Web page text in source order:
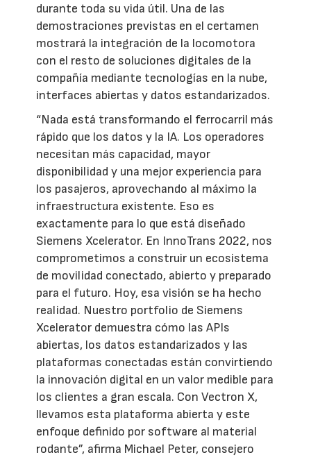
durante toda su vida útil. Una de las
demostraciones previstas en el certamen
mostrará la integración de la locomotora
con el resto de soluciones digitales de la
compañía mediante tecnologías en la nube,
interfaces abiertas y datos estandarizados.
“Nada está transformando el ferrocarril más
rápido que los datos y la IA. Los operadores
necesitan más capacidad, mayor
disponibilidad y una mejor experiencia para
los pasajeros, aprovechando al máximo la
infraestructura existente. Eso es
exactamente para lo que está diseñado
Siemens Xcelerator. En InnoTrans 2022, nos
comprometimos a construir un ecosistema
de movilidad conectado, abierto y preparado
para el futuro. Hoy, esa visión se ha hecho
realidad. Nuestro portfolio de Siemens
Xcelerator demuestra cómo las APIs
abiertas, los datos estandarizados y las
plataformas conectadas están convirtiendo
la innovación digital en un valor medible para
los clientes a gran escala. Con Vectron X,
llevamos esta plataforma abierta y este
enfoque definido por software al material
rodante”, afirma Michael Peter, consejero